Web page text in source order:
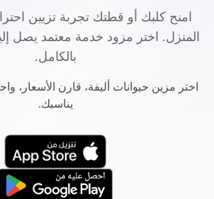
امنح كلبك أو قطتك تجربة تزيين
المنزل. اختر مزود خدمة معتمد يصل
بالكامل.
اختر مزين حيوانات أليفة، قارن الأسعار،
يناسبك.